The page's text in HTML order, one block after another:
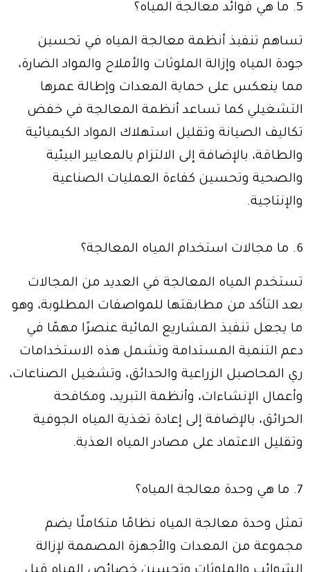
5. ما هي فوائد معالجة المياه؟
تساهم تنفيذ أنظمة معالجة المياه في تحسين
جودة المياه وإزالة الملوثات والأملاح والمواد الضارة،
مما ينعكس على حماية المعدات وإطالة عمرها
التشغيلي كما تساعد أنظمة المعالجة في خفض
تكاليف الصيانة وتقليل استهلاك المواد الكيميائية
والطاقة، بالإضافة إلى الالتزام بالمعايير البيئية
والصحية وتحسين كفاءة العمليات الصناعية
والإنتاجية.
6. ما مجالات استخدام المياه المعالجة؟
تستخدم المياه المعالجة في العديد من المجالات
بعد التأكد من مطابقتها للمواصفات المطلوبة، وهو
ما يجعل تنفيذ المشاريع المائية عنصرًا مهمًا في
دعم التنمية المستدامة وتشمل هذه الاستخدامات
ري المحاصيل الزراعية والحدائق، وتشغيل الصناعات،
وأعمال الإنشاءات، وأنظمة التبريد، ومكافحة
الحرائق، بالإضافة إلى إعادة تغذية المياه الجوفية
وتقليل الاعتماد على مصادر المياه العذبة.
7. ما هي وحدة معالجة المياه؟
تمثل وحدة معالجة المياه نظامًا متكاملًا يضم
مجموعة من المعدات والأجهزة المصممة لإزالة